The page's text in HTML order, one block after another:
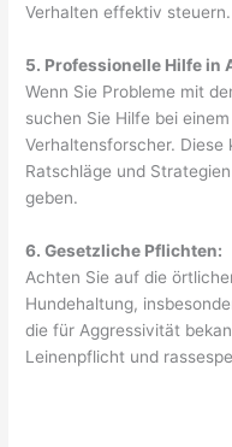
Verhalten effektiv steuern.
5. Professionelle Hilfe in
Wenn Sie Probleme mit
suchen Sie Hilfe bei
Verhaltensforscher. Diese
Ratschläge und
geben.
6. Gesetzliche Pflichten:
Achten Sie auf die
Hundehaltung,
die für Aggressivität
Leinenpflicht und